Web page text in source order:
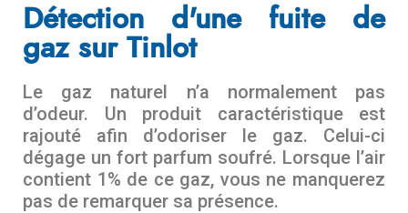
Détection d'une fuite de
gaz sur Tinlot
Le gaz naturel n’a normalement pas
d’odeur. Un produit caractéristique est
rajouté afin d’odoriser le gaz. Celui-ci
dégage un fort parfum soufré. Lorsque l’air
contient 1% de ce gaz, vous ne manquerez
pas de remarquer sa présence.